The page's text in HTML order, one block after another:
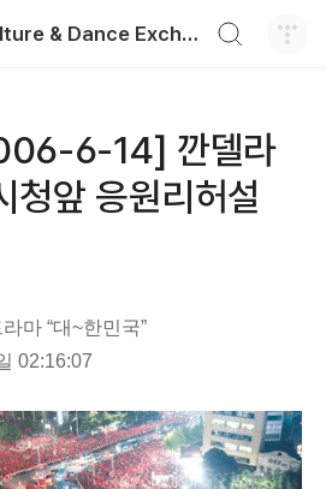
깐델라 Culture & Dance Exchange
6-14] 깐델라
청앞 응원리허설
마 “대~한민국”
02:16:07